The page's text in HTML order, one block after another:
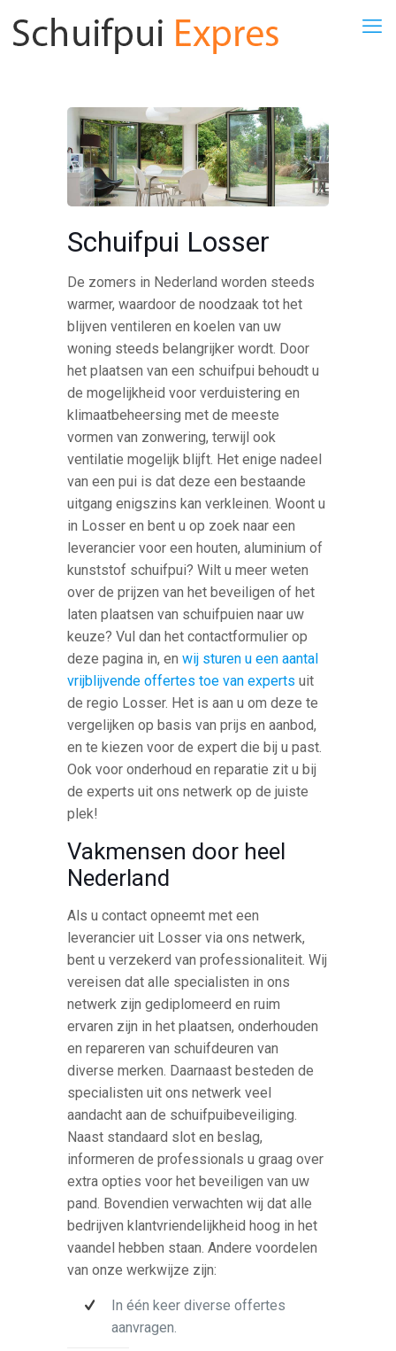
Schuifpui Losser
De zomers in Nederland worden steeds
warmer, waardoor de noodzaak tot het
blijven ventileren en koelen van uw
woning steeds belangrijker wordt. Door
het plaatsen van een schuifpui behoudt u
de mogelijkheid voor verduistering en
klimaatbeheersing met de meeste
vormen van zonwering, terwijl ook
ventilatie mogelijk blijft. Het enige nadeel
van een pui is dat deze een bestaande
uitgang enigszins kan verkleinen. Woont u
in Losser en bent u op zoek naar een
leverancier voor een houten, aluminium of
kunststof schuifpui? Wilt u meer weten
over de prijzen van het beveiligen of het
laten plaatsen van schuifpuien naar uw
keuze? Vul dan het contactformulier op
deze pagina in, enwij sturen u een aantal
vrijblijvende offertes toe van experts uit
de regio Losser. Het is aan u om deze te
vergelijken op basis van prijs en aanbod,
en te kiezen voor de expert die bij u past.
Ook voor onderhoud en reparatie zit u bij
de experts uit ons netwerk op de juiste
plek!
Vakmensen door heel
Nederland
Als u contact opneemt met een
leverancier uit Losser via ons netwerk,
bent u verzekerd van professionaliteit. Wij
vereisen dat alle specialisten in ons
netwerk zijn gediplomeerd en ruim
ervaren zijn in het plaatsen, onderhouden
en repareren van schuifdeuren van
diverse merken. Daarnaast besteden de
specialisten uit ons netwerk veel
aandacht aan de schuifpuibeveiliging.
Naast standaard slot en beslag,
informeren de professionals u graag over
extra opties voor het beveiligen van uw
pand. Bovendien verwachten wij dat alle
bedrijven klantvriendelijkheid hoog in het
vaandel hebben staan. Andere voordelen
van onze werkwijze zijn:
In één keer diverse offertes
aanvragen.